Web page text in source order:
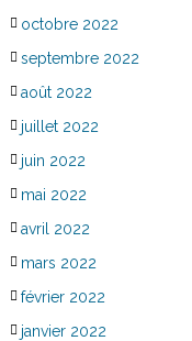
octobre 2022
septembre 2022
août 2022
juillet 2022
juin 2022
mai 2022
avril 2022
mars 2022
février 2022
janvier 2022